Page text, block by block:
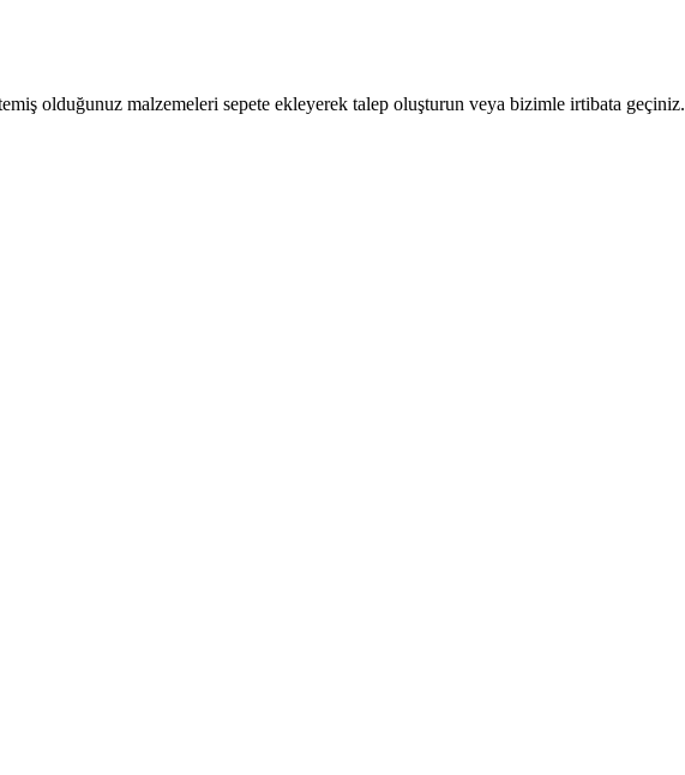
olduğunuz malzemeleri sepete ekleyerek talep oluşturun veya bizimle irtibata geçiniz.